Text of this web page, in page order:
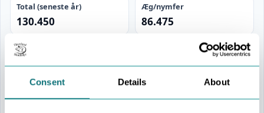
Consent Details About
Total (seneste år)
130.450
Æg/nymfer
86.475
Voksne i alt
43.975
Højeste tidligere total
44.000 (år 9)
Sådan læses kurverne